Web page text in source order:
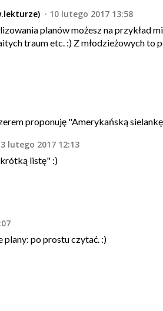
10 lutego 2017 13:58
planów możesz na przykład
traum etc. :) Z młodzieżowych to
proponuję "Amerykańską
lutego 2017 12:13
listę" :)
po prostu czytać. :)